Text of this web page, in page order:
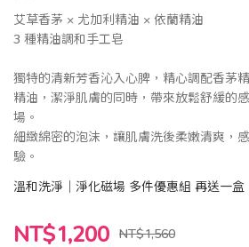
艾草香茅 × 尤加利精油 × 依蘭精油
3 種精油調和手工皂
獨特的清新芳香沁入心脾，精心調配香茅
精油，潔淨肌膚的同時，帶來放鬆舒緩的
場。
細緻綿密的泡沫，讓肌膚洗後柔嫩清爽，
驗。
溫和洗淨｜淨化磁場 多件優惠組 再送一盒
NT$1,200 NT$1,560